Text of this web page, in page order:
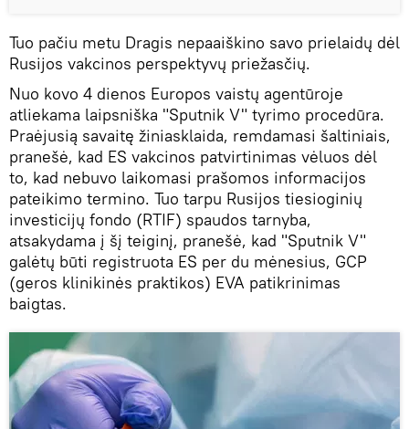
Tuo pačiu metu Dragis nepaaiškino savo prielaidų dėl
Rusijos vakcinos perspektyvų priežasčių.
Nuo kovo 4 dienos Europos vaistų agentūroje
atliekama laipsniška "Sputnik V" tyrimo procedūra.
Praėjusią savaitę žiniasklaida, remdamasi šaltiniais,
pranešė, kad ES vakcinos patvirtinimas vėluos dėl
to, kad nebuvo laikomasi prašomos informacijos
pateikimo termino. Tuo tarpu Rusijos tiesioginių
investicijų fondo (RTIF) spaudos tarnyba,
atsakydama į šį teiginį, pranešė, kad "Sputnik V"
galėtų būti registruota ES per du mėnesius, GCP
(geros klinikinės praktikos) EVA patikrinimas
baigtas.